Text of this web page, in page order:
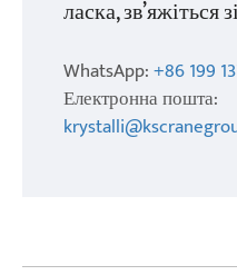
ласка, зв’яжіться
WhatsApp:+86 199
Електронна пошта: